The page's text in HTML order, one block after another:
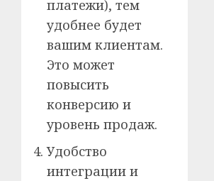
платежи), тем
удобнее будет
вашим клиентам.
Это может
повысить
конверсию и
уровень продаж.
Удобство
интеграции и